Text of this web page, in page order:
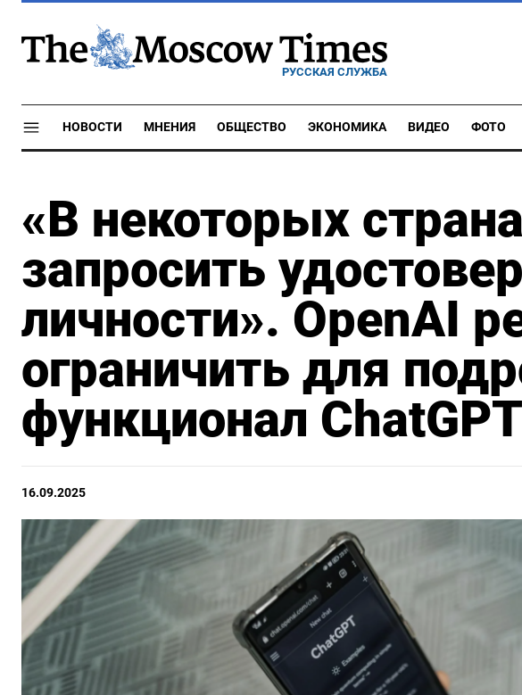
РУССКАЯ СЛУЖБА
НОВОСТИ МНЕНИЯ ОБЩЕСТВО ЭКОНОМИКА ВИДЕО ФОТО
«В некоторых
запросить
личности». OpenAI
ограничить для
функционал ChatGPT
16.09.2025